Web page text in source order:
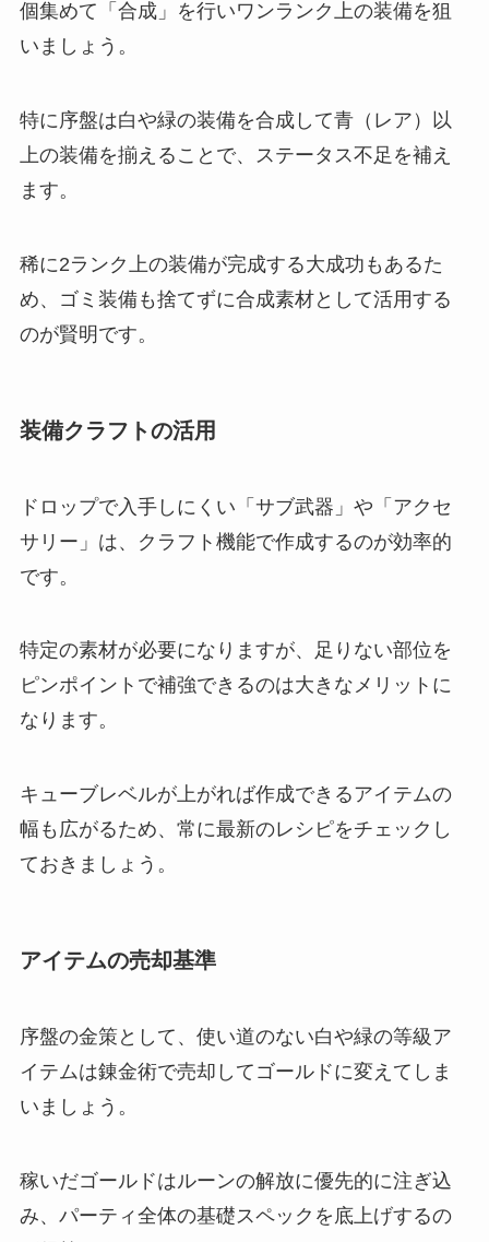
個集めて「合成」を行いワンランク上の装備を狙
いましょう。
特に序盤は白や緑の装備を合成して青（レア）以
上の装備を揃えることで、ステータス不足を補え
ます。
稀に2ランク上の装備が完成する大成功もあるた
め、ゴミ装備も捨てずに合成素材として活用する
のが賢明です。
装備クラフトの活用
ドロップで入手しにくい「サブ武器」や「アクセ
サリー」は、クラフト機能で作成するのが効率的
です。
特定の素材が必要になりますが、足りない部位を
ピンポイントで補強できるのは大きなメリットに
なります。
キューブレベルが上がれば作成できるアイテムの
幅も広がるため、常に最新のレシピをチェックし
ておきましょう。
アイテムの売却基準
序盤の金策として、使い道のない白や緑の等級ア
イテムは錬金術で売却してゴールドに変えてしま
いましょう。
稼いだゴールドはルーンの解放に優先的に注ぎ込
み、パーティ全体の基礎スペックを底上げするの